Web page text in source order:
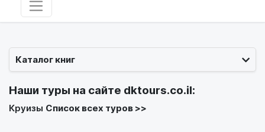
Каталог книг
Наши туры на сайте dktours.co.il:
Круизы Список всех туров >>